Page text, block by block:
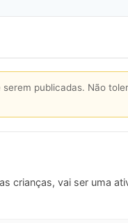
publicadas. Não
crianças, vai ser uma